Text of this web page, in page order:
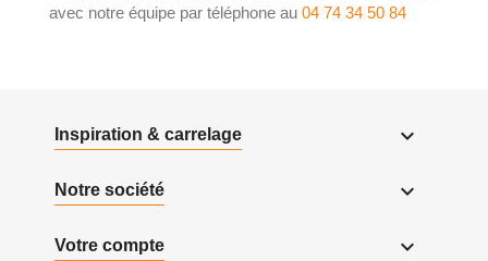
avec notre équipe par téléphone au 04 74 34 50 84
Inspiration & carrelage 
Notre société 
Votre compte 